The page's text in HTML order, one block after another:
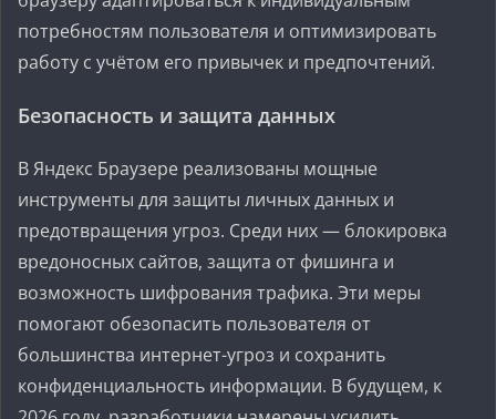
потребностям пользователя и оптимизировать
работу с учётом его привычек и предпочтений.
Безопасность и защита данных
В Яндекс Браузере реализованы мощные
инструменты для защиты личных данных и
предотвращения угроз. Среди них — блокировка
вредоносных сайтов, защита от фишинга и
возможность шифрования трафика. Эти меры
помогают обезопасить пользователя от
большинства интернет-угроз и сохранить
конфиденциальность информации. В будущем, к